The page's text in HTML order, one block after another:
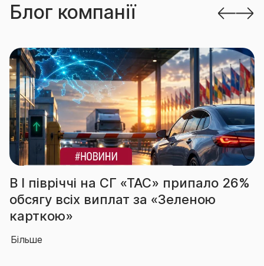
Блог компанії
СГ «ТАС» припало 26%
за «Зеленою
За підсумками
вчергове